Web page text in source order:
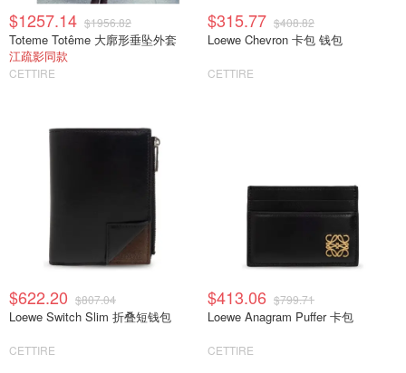
$1257.14 $1956.82
Toteme Totême 大廓形垂坠外套
江疏影同款
CETTIRE
$315.77 $408.82
Loewe Chevron 卡包 钱包
CETTIRE
$622.20 $807.04
Loewe Switch Slim 折叠短钱包
CETTIRE
$413.06 $799.71
Loewe Anagram Puffer 卡包
CETTIRE